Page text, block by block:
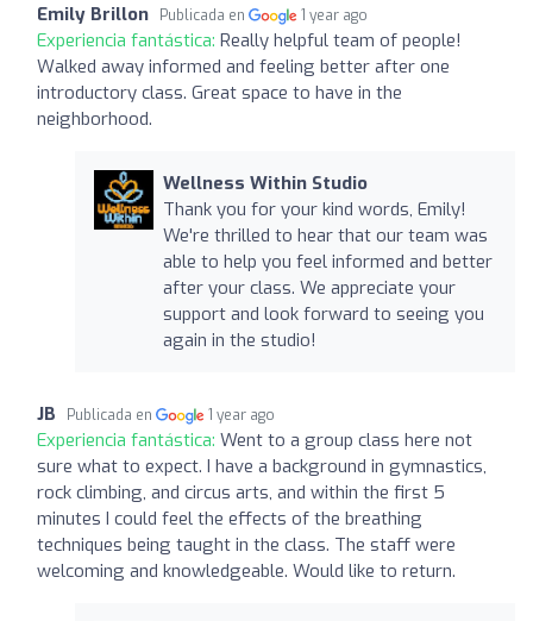
Emily Brillon Publicada en 1 year ago
Experiencia fantástica: Really helpful team of people!
Walked away informed and feeling better after one
introductory class. Great space to have in the
neighborhood.
Wellness Within Studio
Thank you for your kind words, Emily!
We're thrilled to hear that our team was
able to help you feel informed and better
after your class. We appreciate your
support and look forward to seeing you
again in the studio!
JB Publicada en 1 year ago
Experiencia fantástica: Went to a group class here not
sure what to expect. I have a background in gymnastics,
rock climbing, and circus arts, and within the first 5
minutes I could feel the effects of the breathing
techniques being taught in the class. The staff were
welcoming and knowledgeable. Would like to return.